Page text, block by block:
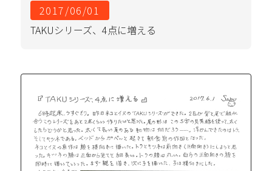
2017/06/01
TAKUシリーズ、4点に増える